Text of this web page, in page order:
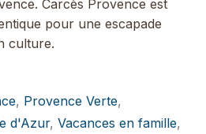
Carcès Provence est
pour une escapade
culture.
, Provence Verte,
d'Azur, Vacances en famille,